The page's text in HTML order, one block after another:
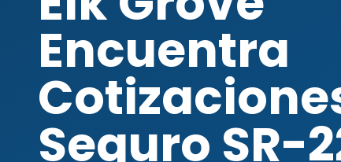
Encuentra
Seguro SR-